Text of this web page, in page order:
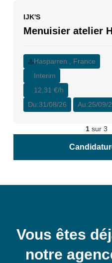
IJK'S
Menuisier atelier
Hasparren , France
Interim
12,31 €/h
Du:31/08/26 Au:25/09/
1 sur 3
Vous êtes
notre